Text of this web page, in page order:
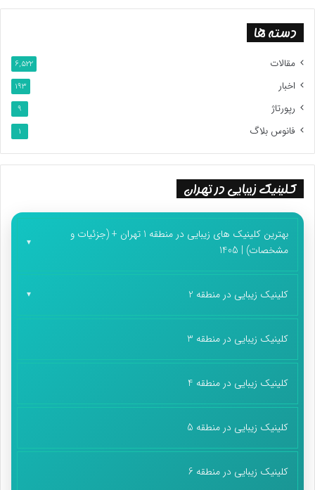
دسته ها
مقالات 6,522
اخبار 193
رپورتاژ 9
فانوس بلاگ 1
کلینیک زیبایی در تهران
بهترین کلینیک های زیبایی در منطقه 1 تهران + (جزئیات و
مشخصات) | 1405
کلینیک زیبایی در منطقه 2
کلینیک زیبایی در منطقه 3
کلینیک زیبایی در منطقه 4
کلینیک زیبایی در منطقه 5
کلینیک زیبایی در منطقه 6